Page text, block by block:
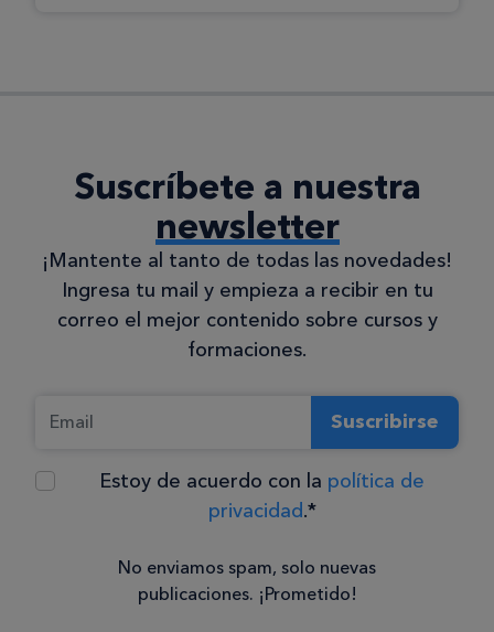
Suscríbete a nuestra
newsletter
¡Mantente al tanto de todas las novedades!
Ingresa tu mail y empieza a recibir en tu
correo el mejor contenido sobre cursos y
formaciones.
Suscribirse
Estoy de acuerdo con la política de
privacidad.*
Consentimiento
No enviamos spam, solo nuevas
publicaciones. ¡Prometido!